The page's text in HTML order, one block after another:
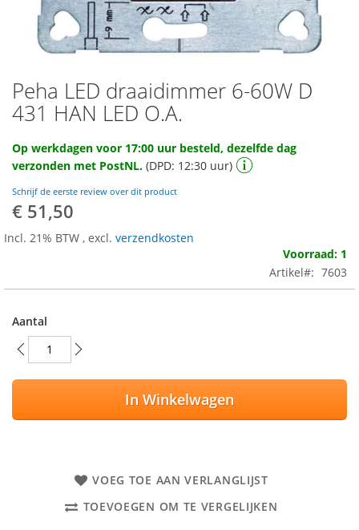
Ga
naar
het
van
de
gallerij
Peha LED draaidimmer 6-60W D
431 HAN LED O.A.
Op werkdagen voor 17:00 uur besteld, dezelfde dag
verzonden met PostNL. (DPD: 12:30 uur)
Schrijf de eerste review over dit product
€ 51,50
Incl. 21% BTW , excl. verzendkosten
Voorraad: 1
Artikel
7603
Aantal
In Winkelwagen
VOEG TOE AAN VERLANGLIJST
TOEVOEGEN OM TE VERGELIJKEN